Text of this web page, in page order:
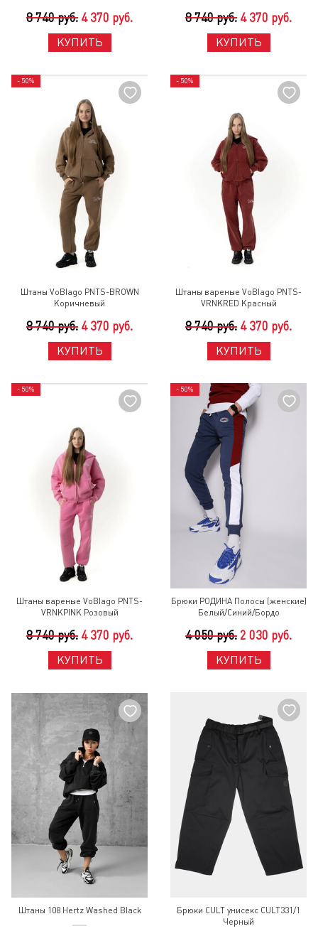
8 740 руб. 4 370 руб.
КУПИТЬ
8 740 руб. 4 370 руб.
КУПИТЬ
- 50%
Штаны VoBlago PNTS-BROWN
Коричневый
8 740 руб. 4 370 руб.
КУПИТЬ
- 50%
Штаны вареные VoBlago PNTS-
VRNKRED Красный
8 740 руб. 4 370 руб.
КУПИТЬ
- 50%
Штаны вареные VoBlago PNTS-
VRNKPINK Розовый
8 740 руб. 4 370 руб.
КУПИТЬ
- 50%
Брюки РОДИНА Полосы (женские)
Белый/Синий/Бордо
4 050 руб. 2 030 руб.
КУПИТЬ
Штаны 108 Hertz Washed Black
Брюки CULT унисекс CULT331/1
Черный